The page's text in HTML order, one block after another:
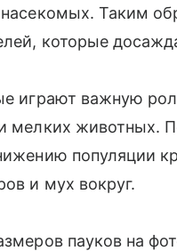
Таким
которые
играют важную
мелких животных.
популяции
и мух вокруг.
пауков на